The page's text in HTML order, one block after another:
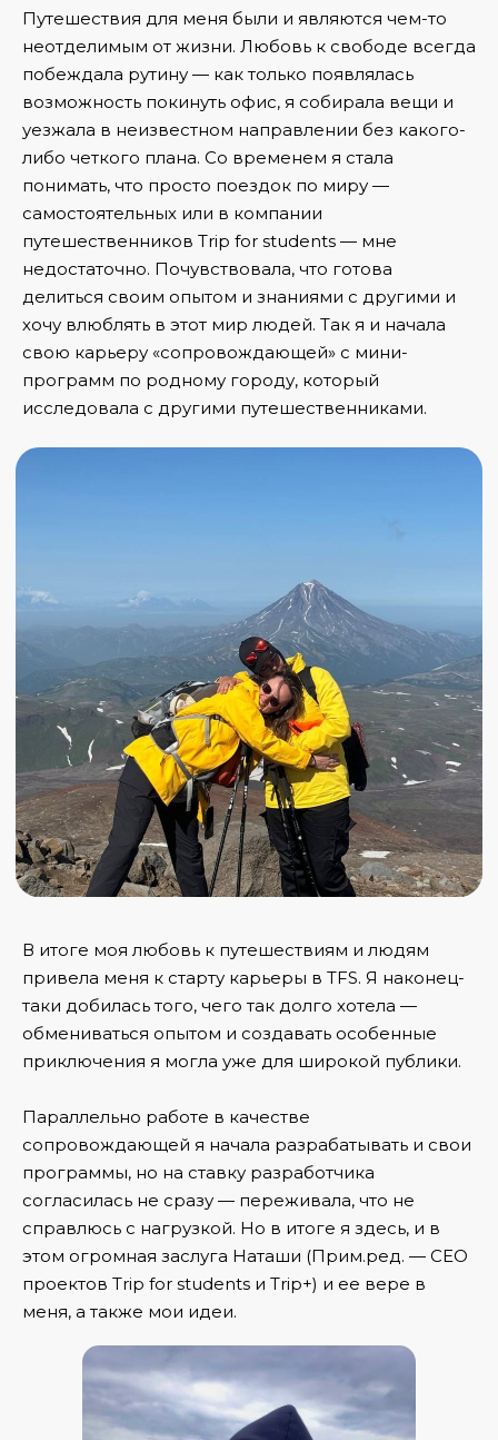
Путешествия для меня были и являются чем-то
неотделимым от жизни. Любовь к свободе всегда
побеждала рутину — как только появлялась
возможность покинуть офис, я собирала вещи и
уезжала в неизвестном направлении без какого-
либо четкого плана. Со временем я стала
понимать, что просто поездок по миру —
самостоятельных или в компании
путешественников Trip for students — мне
недостаточно. Почувствовала, что готова
делиться своим опытом и знаниями с другими и
хочу влюблять в этот мир людей. Так я и начала
свою карьеру «сопровождающей» с мини-
программ по родному городу, который
исследовала с другими путешественниками.
В итоге моя любовь к путешествиям и людям
привела меня к старту карьеры в TFS. Я наконец-
таки добилась того, чего так долго хотела —
обмениваться опытом и создавать особенные
приключения я могла уже для широкой публики.
Параллельно работе в качестве
сопровождающей я начала разрабатывать и свои
программы, но на ставку разработчика
согласилась не сразу — переживала, что не
справлюсь с нагрузкой. Но в итоге я здесь, и в
этом огромная заслуга Наташи (Прим.ред. — СЕО
проектов Trip for students и Trip+) и ее вере в
меня, а также мои идеи.